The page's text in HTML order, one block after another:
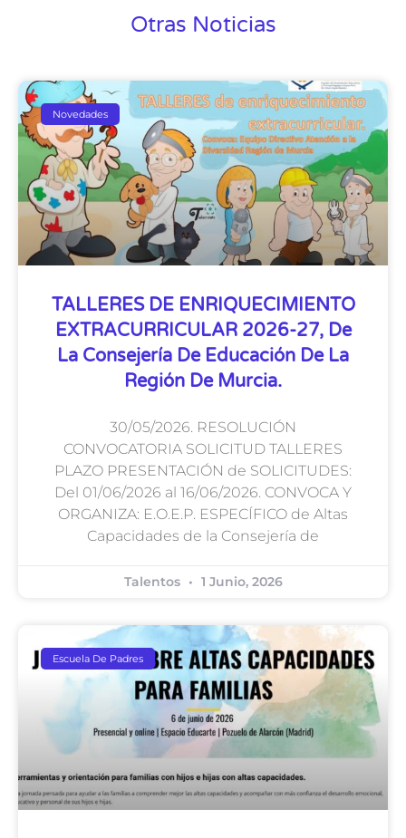
Otras Noticias
Novedades
TALLERES DE ENRIQUECIMIENTO
EXTRACURRICULAR 2026-27, De
La Consejería De Educación De La
Región De Murcia.
30/05/2026. RESOLUCIÓN
CONVOCATORIA SOLICITUD TALLERES
PLAZO PRESENTACIÓN de SOLICITUDES:
Del 01/06/2026 al 16/06/2026. CONVOCA Y
ORGANIZA: E.O.E.P. ESPECÍFICO de Altas
Capacidades de la Consejería de
Talentos 1 Junio, 2026
Escuela De Padres